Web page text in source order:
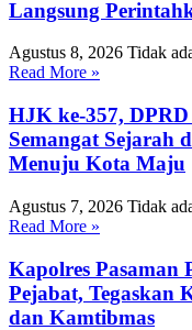
Langsung
Agustus 8, 2026 Tidak
Read More »
HJK ke-357,
Semangat Sejarah
Menuju Kota Maju
Agustus 7, 2026 Tidak
Read More »
Kapolres Pasaman
Pejabat, Tegaskan
dan Kamtibmas